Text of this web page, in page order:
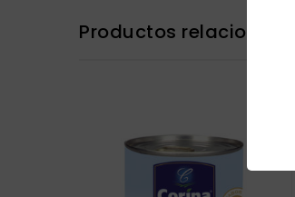
Productos relacionados